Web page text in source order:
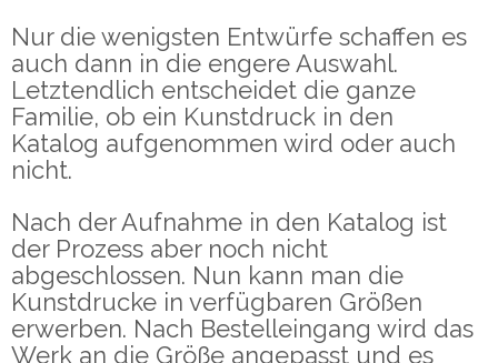
Nur die wenigsten Entwürfe schaffen es
auch dann in die engere Auswahl.
Letztendlich entscheidet die ganze
Familie, ob ein Kunstdruck in den
Katalog aufgenommen wird oder auch
nicht.
Nach der Aufnahme in den Katalog ist
der Prozess aber noch nicht
abgeschlossen. Nun kann man die
Kunstdrucke in verfügbaren Größen
erwerben. Nach Bestelleingang wird das
Werk an die Größe angepasst und es